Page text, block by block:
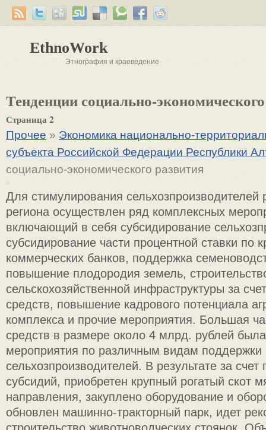
EthnoWork
Этнография и краеведение
Тенденции социально-
Страница 2
Прочее » Экономика национально-
субъекта Российской Федерации Республики
социально-экономического развития
Для стимулирования сельхозпроизводителей
региона осуществлен ряд комплексных
включающий в себя субсидирование
субсидирование части процентной ставки по
коммерческих банков, поддержка
повышение плодородия земель,
сельскохозяйственной инфраструктуры за
средств, повышение кадрового потенциала
комплекса и прочие мероприятия. Большая
средств в размере около 4 млрд. рублей
мероприятия по различным видам поддержки
сельхозпроизводителей. В результате за счет
субсидий, приобретен крупный рогатый скот
направления, закуплено оборудование и
обновлен машинно-тракторный парк, идет
строительство животноводческих стоянок.